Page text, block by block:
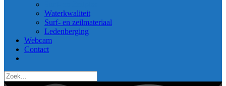
Waterkwaliteit
Surf- en zeilmateriaal
Ledenberging
Webcam
Contact